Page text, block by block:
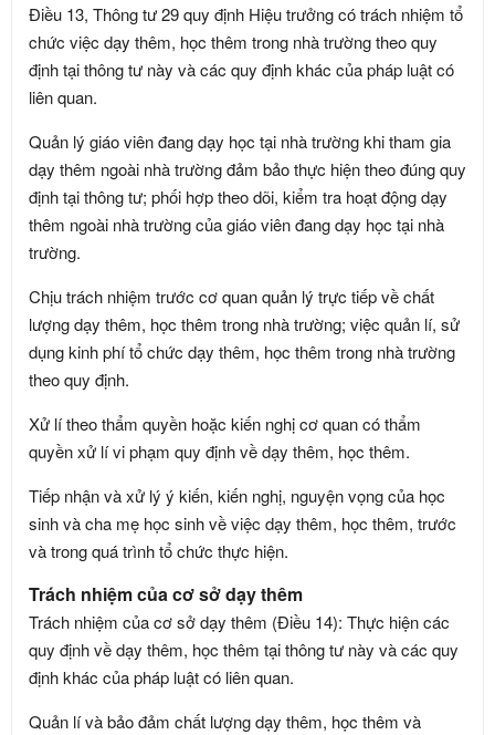
Điều 13, Thông tư 29 quy định Hiệu trưởng có trách nhiệm tổ
chức việc dạy thêm, học thêm trong nhà trường theo quy
định tại thông tư này và các quy định khác của pháp luật có
liên quan.
Quản lý giáo viên đang dạy học tại nhà trường khi tham gia
dạy thêm ngoài nhà trường đảm bảo thực hiện theo đúng quy
định tại thông tư; phối hợp theo dõi, kiểm tra hoạt động dạy
thêm ngoài nhà trường của giáo viên đang dạy học tại nhà
trường.
Chịu trách nhiệm trước cơ quan quản lý trực tiếp về chất
lượng dạy thêm, học thêm trong nhà trường; việc quản lí, sử
dụng kinh phí tổ chức dạy thêm, học thêm trong nhà trường
theo quy định.
Xử lí theo thẩm quyền hoặc kiến nghị cơ quan có thẩm
quyền xử lí vi phạm quy định về dạy thêm, học thêm.
Tiếp nhận và xử lý ý kiến, kiến nghị, nguyện vọng của học
sinh và cha mẹ học sinh về việc dạy thêm, học thêm, trước
và trong quá trình tổ chức thực hiện.
Trách nhiệm của cơ sở dạy thêm
Trách nhiệm của cơ sở dạy thêm (Điều 14): Thực hiện các
quy định về dạy thêm, học thêm tại thông tư này và các quy
định khác của pháp luật có liên quan.
Quản lí và bảo đảm chất lượng dạy thêm, học thêm và